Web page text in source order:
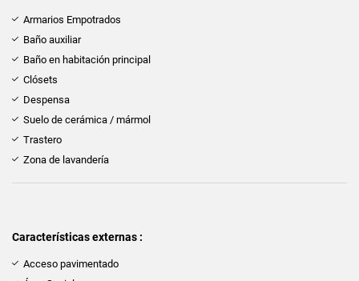
Armarios Empotrados
Baño auxiliar
Baño en habitación principal
Clósets
Despensa
Suelo de cerámica / mármol
Trastero
Zona de lavandería
Características externas :
Acceso pavimentado